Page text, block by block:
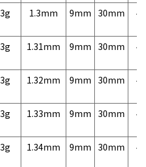
3g 1.3mm 9mm 30mm
3g 1.31mm 9mm 30mm
3g 1.32mm 9mm 30mm
3g 1.33mm 9mm 30mm
3g 1.34mm 9mm 30mm